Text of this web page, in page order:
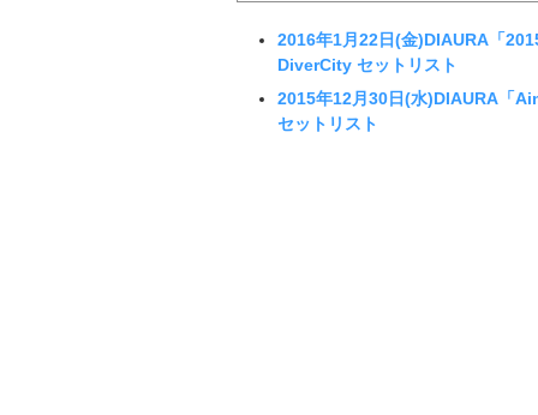
2016年1月22日(金)DIAURA「
DiverCity セットリスト
2015年12月30日(水)DIAURA「
セットリスト